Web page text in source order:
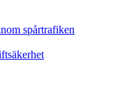
spårtrafiken